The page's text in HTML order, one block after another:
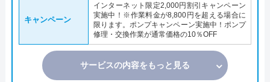
キャンペーン
インターネット限定2,000円割引キャンペーン
実施中！※作業料金が8,800円を超える場合に
限ります。ポンプキャンペーン実施中！ポンプ
修理・交換作業が通常価格の10％OFF
サービスの内容をもっと見る